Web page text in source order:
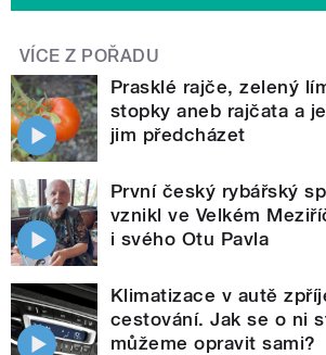
VÍCE Z POŘADU
Prasklé rajče, zelený
stopky aneb rajčata a
jim předcházet
První český rybářský
vznikl ve Velkém
i svého Otu Pavla
Klimatizace v autě
cestování. Jak se o ni
můžeme opravit sami?